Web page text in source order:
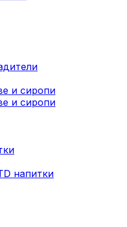
и сиропи
и сиропи
напитки